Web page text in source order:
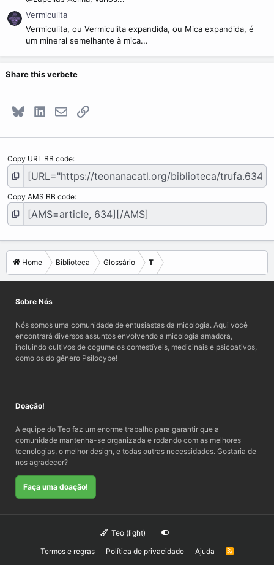
Vermiculita
Vermiculita, ou Vermiculita expandida, ou Mica expandida, é
um mineral semelhante à mica...
Share this verbete
Bluesky LinkedInE-mailLink
Copy URL BB code
Copy AMS BB code
Home Biblioteca Glossário T
Sobre Nós
Nós somos uma comunidade de entusiastas da micologia. Aqui você
encontrará diversos assuntos envolvendo a micologia amadora,
incluindo cultivos de cogumelos comestíveis, medicinais e psicoativos,
como os do gênero Psilocybe!
Doação!
A equipe do Teo faz um enorme trabalho para garantir que a
comunidade mantenha-se organizada e rodando com as melhores
tecnologias, o melhor design, e todas outras necessidades. Gostaria de
nos agradecer?
Faça uma doação!
Teo (light)
Termos e regras
Política de privacidade Ajuda
R